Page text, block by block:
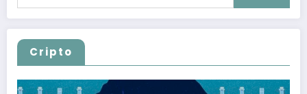
Cripto